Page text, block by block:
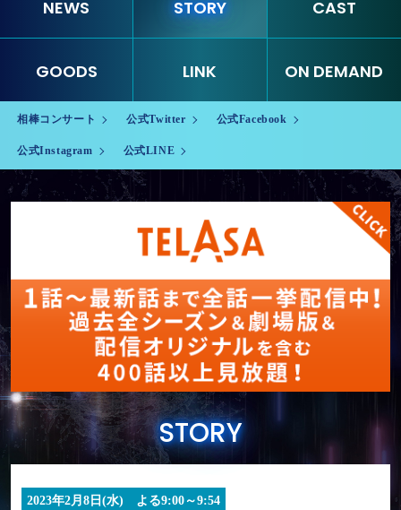
NEWS STORY CAST
GOODS LINK ON DEMAND
相棒コンサート 公式Twitter 公式Facebook
公式Instagram 公式LINE
STORY
2023年2月8日(水) よる9:00～9:54